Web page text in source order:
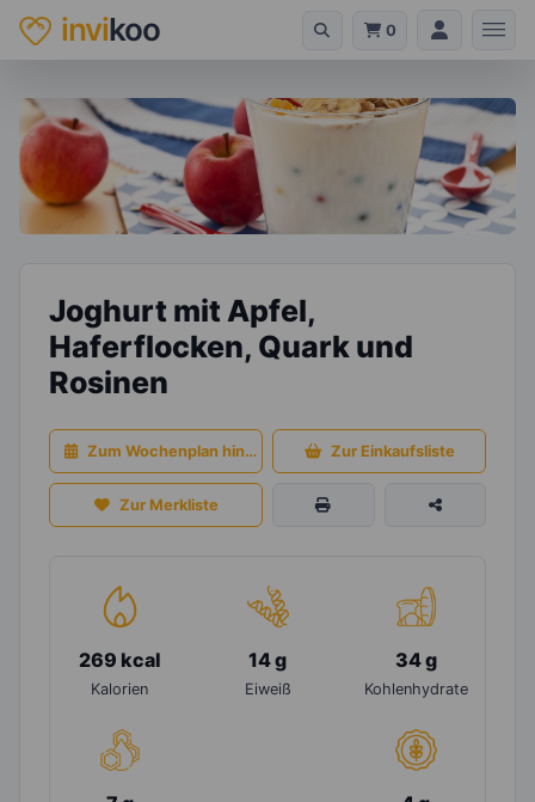
invikoo 0
Joghurt mit Apfel,
Haferflocken, Quark und
Rosinen
Zum Wochenplan hinzufügen Zur Einkaufsliste
Zur Merkliste
269 kcal
Kalorien
14 g
Eiweiß
34 g
Kohlenhydrate